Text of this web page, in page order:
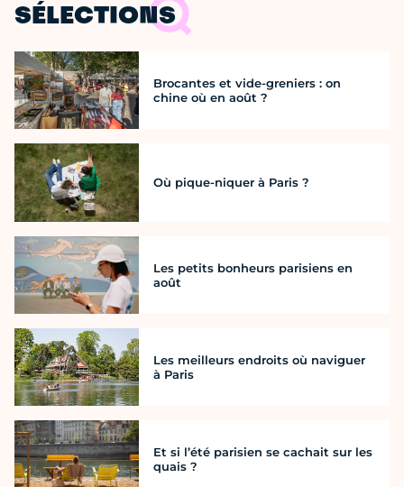
SÉLECTIONS
Brocantes et vide-greniers : on
chine où en août ?
Où pique-niquer à Paris ?
Les petits bonheurs parisiens en
août
Les meilleurs endroits où naviguer
à Paris
Et si l’été parisien se cachait sur les
quais ?